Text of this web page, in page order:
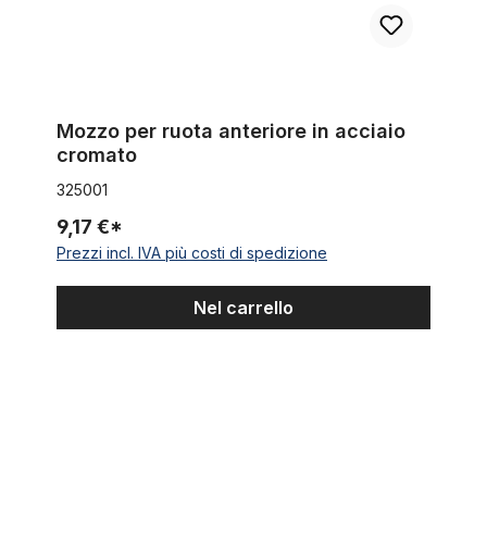
Mozzo per ruota anteriore in acciaio
cromato
325001
9,17 €*
Prezzi incl. IVA più costi di spedizione
Nel carrello